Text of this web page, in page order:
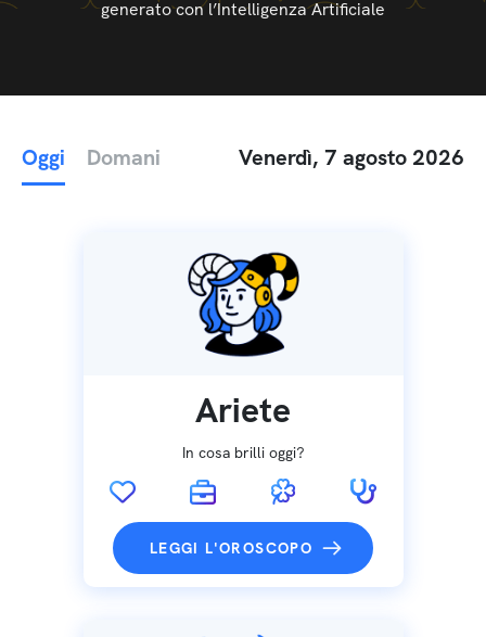
generato con l’Intelligenza Artificiale
Oggi Domani Venerdì, 7 agosto 2026
Ariete
In cosa brilli oggi?
LEGGI L'OROSCOPO